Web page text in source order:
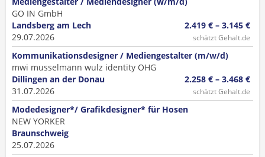
GO IN GmbH
Landsberg am Lech
29.07.2026
2.419 € – 3.145 €
schätzt Gehalt.de
Kommunikationsdesigner / Mediengestalter (m/w/d)
mwi musselmann wulz identity OHG
Dillingen an der Donau
31.07.2026
2.258 € – 3.468 €
schätzt Gehalt.de
Modedesigner*/ Grafikdesigner* für Hosen
NEW YORKER
Braunschweig
25.07.2026